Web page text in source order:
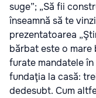
suge”; „Să fii
înseamnă să te
prezentatoarea
bărbat este o mare
furate mandatele
fundaţia la casă:
dedesubt. Cum